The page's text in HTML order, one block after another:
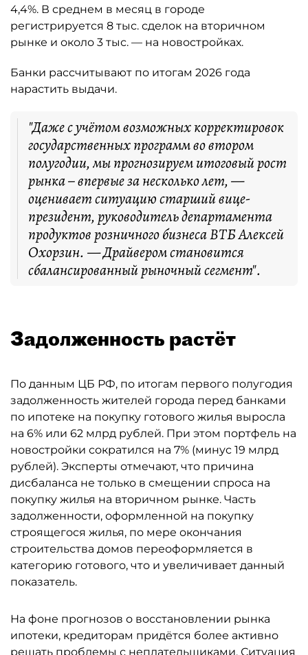
4,4%. В среднем в месяц в городе
регистрируется 8 тыс. сделок на вторичном
рынке и около 3 тыс. — на новостройках.
Банки рассчитывают по итогам 2026 года
нарастить выдачи.
"Даже с учётом возможных корректировок
государственных программ во втором
полугодии, мы прогнозируем итоговый рост
рынка – впервые за несколько лет, —
оценивает ситуацию старший вице-
президент, руководитель департамента
продуктов розничного бизнеса ВТБ Алексей
Охорзин. — Драйвером становится
сбалансированный рыночный сегмент".
Задолженность растёт
По данным ЦБ РФ, по итогам первого полугодия
задолженность жителей города перед банками
по ипотеке на покупку готового жилья выросла
на 6% или 62 млрд рублей. При этом портфель на
новостройки сократился на 7% (минус 19 млрд
рублей). Эксперты отмечают, что причина
дисбаланса не только в смещении спроса на
покупку жилья на вторичном рынке. Часть
задолженности, оформленной на покупку
строящегося жилья, по мере окончания
строительства домов переоформляется в
категорию готового, что и увеличивает данный
показатель.
На фоне прогнозов о восстановлении рынка
ипотеки, кредиторам придётся более активно
решать проблемы с неплательщиками. Ситуация